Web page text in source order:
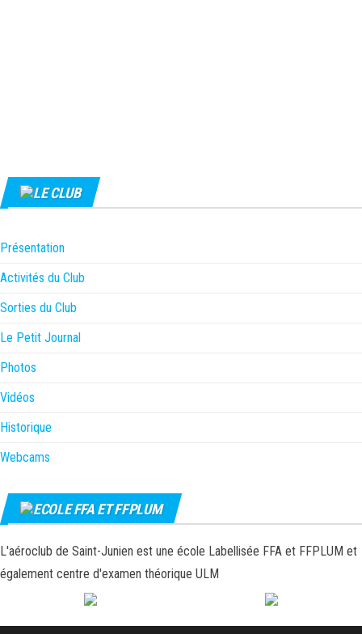
LE CLUB
Présentation
Activités du Club
Sorties du Club
Le Petit Journal
Photos
Vidéos
Historique
Webcams
ECOLE FFA ET FFPLUM
L'aéroclub de Saint-Junien est une école Labellisée FFA et FFPLUM et
également centre d'examen théorique ULM